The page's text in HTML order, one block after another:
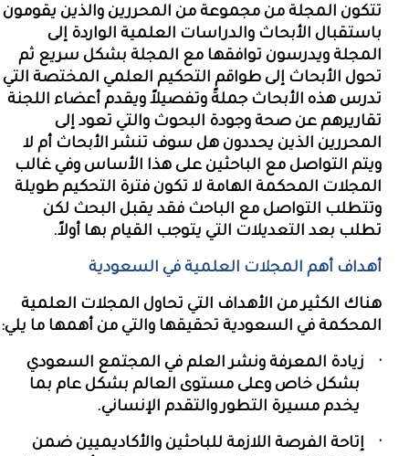
تتكون المجلة من مجموعة من المحررين والذين يقومون
باستقبال الأبحاث والدراسات العلمية الواردة إلى
المجلة ويدرسون توافقها مع المجلة بشكل سريع ثم
تحول الأبحاث إلى طواقم التحكيم العلمي المختصة التي
تدرس هذه الأبحاث جملةً وتفصيلاً ويقدم أعضاء اللجنة
تقاريرهم عن صحة وجودة البحوث والتي تعود إلى
المحررين الذين يحددون هل سوف تنشر الأبحاث أم لا
ويتم التواصل مع الباحثين على هذا الأساس وفي غالب
المجلات المحكمة الهامة لا تكون فترة التحكيم طويلة
وتتطلب التواصل مع الباحث فقد يقبل البحث لكن
تطلب بعد التعديلات التي يتوجب القيام بها أولاً.
أهداف أهم المجلات العلمية في السعودية
هناك الكثير من الأهداف التي تحاول المجلات العلمية
المحكمة في السعودية تحقيقها والتي من أهمها ما يلي:
زيادة المعرفة ونشر العلم في المجتمع السعودي
بشكل خاص وعلى مستوى العالم بشكل عام بما
يخدم مسيرة التطور والتقدم الإنساني.
إتاحة الفرصة اللازمة للباحثين والأكاديميين ضمن